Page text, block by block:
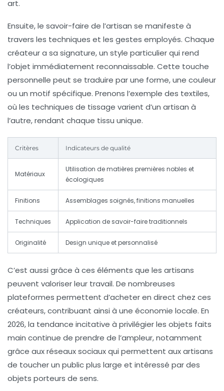
art.
Ensuite, le savoir-faire de l’artisan se manifeste à
travers les techniques et les gestes employés. Chaque
créateur a sa signature, un style particulier qui rend
l’objet immédiatement reconnaissable. Cette touche
personnelle peut se traduire par une forme, une couleur
ou un motif spécifique. Prenons l’exemple des textiles,
où les techniques de tissage varient d’un artisan à
l’autre, rendant chaque tissu unique.
Critères Indicateurs de qualité
Matériaux
Utilisation de matières premières nobles et
écologiques
Finitions Assemblages soignés, finitions manuelles
Techniques Application de savoir-faire traditionnels
Originalité Design unique et personnalisé
C’est aussi grâce à ces éléments que les artisans
peuvent valoriser leur travail. De nombreuses
plateformes permettent d’acheter en direct chez ces
créateurs, contribuant ainsi à une économie locale. En
2026, la tendance incitative à privilégier les objets faits
main continue de prendre de l’ampleur, notamment
grâce aux réseaux sociaux qui permettent aux artisans
de toucher un public plus large et intéressé par des
objets porteurs de sens.